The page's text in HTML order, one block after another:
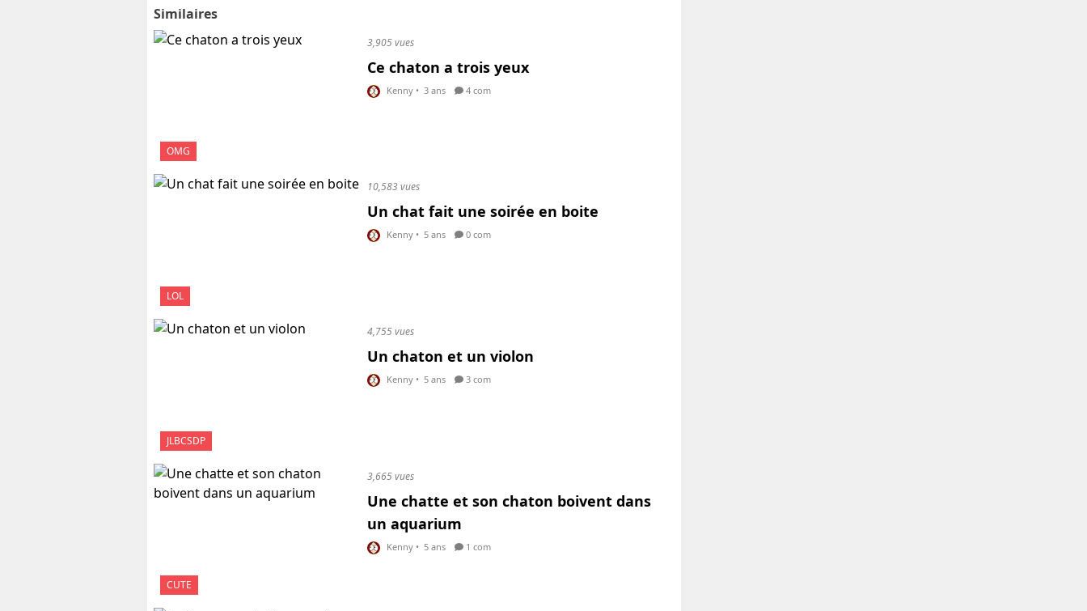
Similaires
OMG
3,905 vues
Ce chaton a trois yeux
Kenny • 3 ans 4 com
LOL
10,583 vues
Un chat fait une soirée en boite
Kenny • 5 ans 0 com
JLBCSDP
4,755 vues
Un chaton et un violon
Kenny • 5 ans 3 com
CUTE
3,665 vues
Une chatte et son chaton boivent dans
un aquarium
Kenny • 5 ans 1 com